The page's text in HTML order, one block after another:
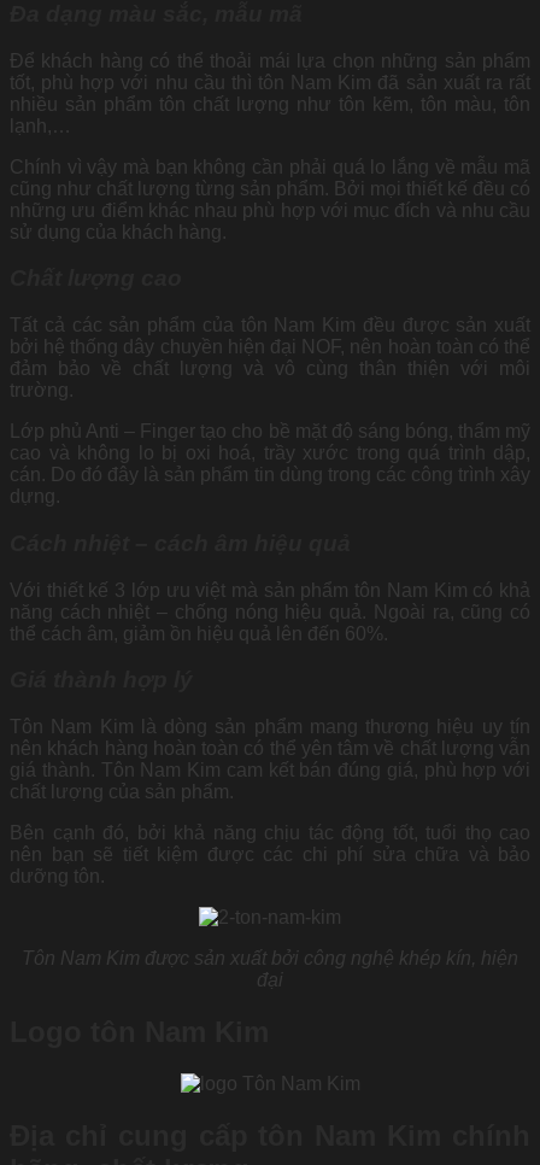
Để khách hàng có thể thoải mái lựa chọn những sản phẩm
tốt, phù hợp với nhu cầu thì tôn Nam Kim đã sản xuất ra rất
nhiều sản phẩm tôn chất lượng như tôn kẽm, tôn màu, tôn
lạnh,…
Chính vì vậy mà bạn không cần phải quá lo lắng về mẫu mã
cũng như chất lượng từng sản phẩm. Bởi mọi thiết kế đều có
những ưu điểm khác nhau phù hợp với mục đích và nhu cầu
sử dụng của khách hàng.
Tất cả các sản phẩm của tôn Nam Kim đều được sản xuất
bởi hệ thống dây chuyền hiện đại NOF, nên hoàn toàn có thể
đảm bảo về chất lượng và vô cùng thân thiện với môi
trường.
Lớp phủ Anti – Finger tạo cho bề mặt độ sáng bóng, thẩm mỹ
cao và không lo bị oxi hoá, trầy xước trong quá trình dập,
cán. Do đó đây là sản phẩm tin dùng trong các công trình xây
dựng.
Với thiết kế 3 lớp ưu việt mà sản phẩm tôn Nam Kim có khả
năng cách nhiệt – chống nóng hiệu quả. Ngoài ra, cũng có
thể cách âm, giảm ồn hiệu quả lên đến 60%.
Tôn Nam Kim là dòng sản phẩm mang thương hiệu uy tín
nên khách hàng hoàn toàn có thể yên tâm về chất lượng vẫn
giá thành. Tôn Nam Kim cam kết bán đúng giá, phù hợp với
chất lượng của sản phẩm.
Bên cạnh đó, bởi khả năng chịu tác động tốt, tuổi thọ cao
nên bạn sẽ tiết kiệm được các chi phí sửa chữa và bảo
dưỡng tôn.
Tôn Nam Kim được sản xuất bởi công nghệ khép kín, hiện
đại